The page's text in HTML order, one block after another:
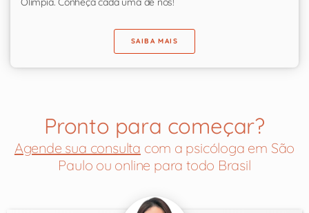
SAIBA MAIS
Pronto para começar?
Agende sua consulta com a psicóloga em São
Paulo ou online para todo Brasil